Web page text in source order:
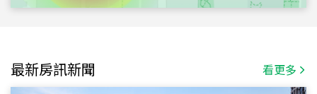
最新房訊新聞 看更多